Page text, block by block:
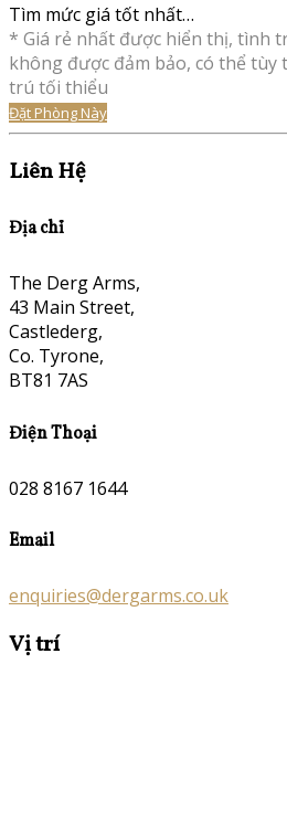
Tìm mức giá tốt nhất…
* Giá rẻ nhất được hiển thị, tình
không được đảm bảo, có thể
trú tối thiểu
Đặt Phòng Này
Liên Hệ
Địa chỉ
The Derg Arms,
43 Main Street,
Castlederg,
Co. Tyrone,
BT81 7AS
Điện Thoại
028 8167 1644
Email
enquiries@dergarms.co.uk
Vị trí